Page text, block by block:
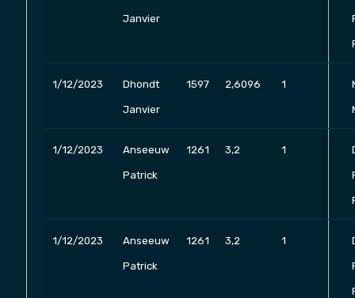
Janvier
1/12/2023 Dhondt
Janvier
1597 2,6096 1
1/12/2023 Anseeuw
Patrick
1261 3,2 1
1/12/2023 Anseeuw
Patrick
1261 3,2 1